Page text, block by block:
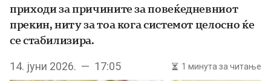
приходи за причините за повеќедневниот
прекин, ниту за тоа кога системот целосно ќе
се стабилизира.
14. јуни 2026. — 17:05 1 минута за читање